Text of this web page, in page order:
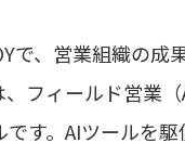
で、営業組織の
フィールド営業
す。AIツールを